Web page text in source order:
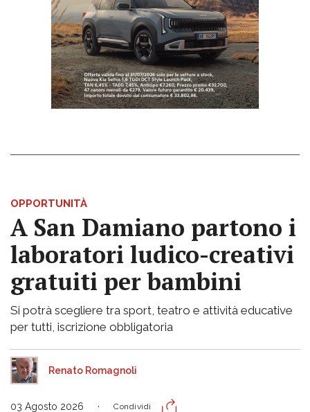
OPPORTUNITÀ
A San Damiano partono i
laboratori ludico-creativi
gratuiti per bambini
Si potrà scegliere tra sport, teatro e attività educative
per tutti, iscrizione obbligatoria
Renato Romagnoli
03 Agosto 2026 Condividi